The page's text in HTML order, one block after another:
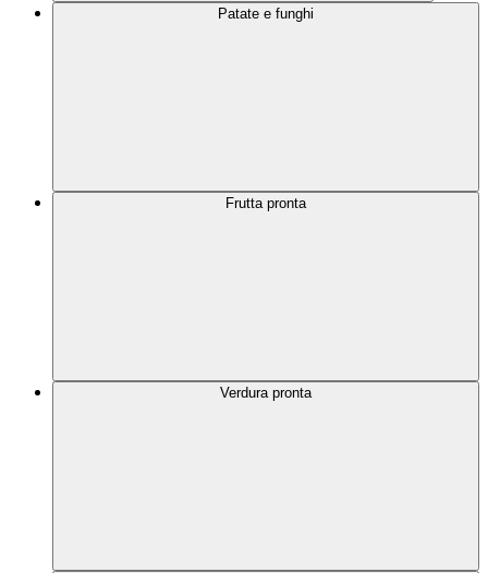
Patate e funghi
Frutta pronta
Verdura pronta